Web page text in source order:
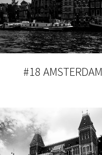
#18 AMSTERDAM